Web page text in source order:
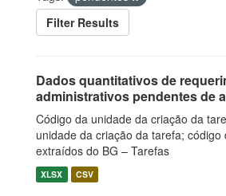
Filter Results
Dados quantitativos de
administrativos pendentes de
Código da unidade da criação da
unidade da criação da tarefa; código
extraídos do BG – Tarefas
XLSX CSV